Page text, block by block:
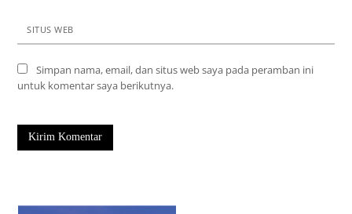
SITUS WEB
Simpan nama, email, dan situs web saya pada peramban ini
untuk komentar saya berikutnya.